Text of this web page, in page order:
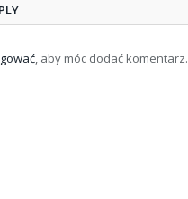
, aby móc dodać komentarz.